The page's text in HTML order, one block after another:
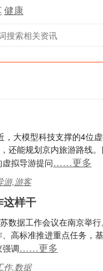
健康
大模型科技支撑的4位
还能规划京内旅游路线
拟导游提问……更多
游,游客
这样干
数据工作会议在南京举
高标准推进重点任务，
调……更多
作,数据